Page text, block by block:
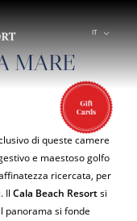
IT
MARE
di queste camere
e maestoso golfo
ricercata, per
Il Cala Beach Resortsi
panorama si fonde